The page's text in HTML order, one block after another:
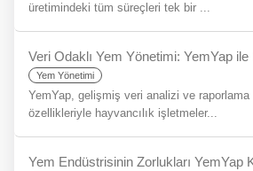
üretimindeki tüm süreçleri tek bir ...
Yem Yönetimi
YemYap, gelişmiş veri analizi ve raporlama
özellikleriyle hayvancılık işletmeler...